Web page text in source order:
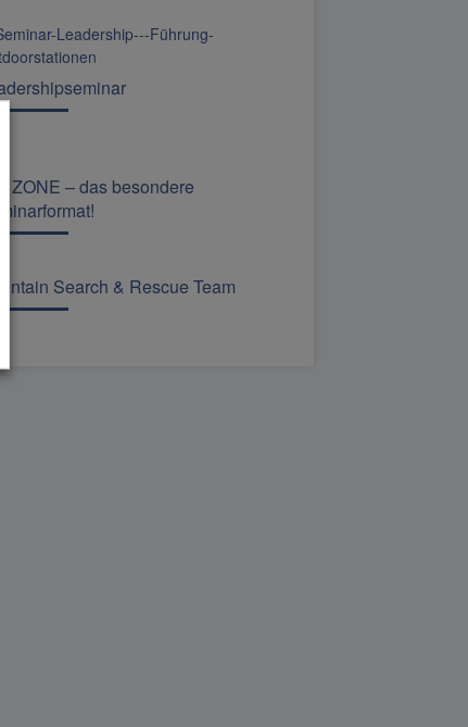
ZONE – das besondere
Search & Rescue Team